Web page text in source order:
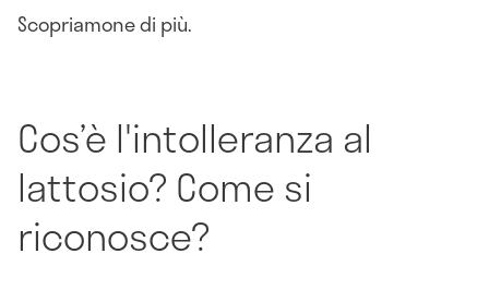
Scopriamone di più.
Cos’è l'intolleranza al
lattosio? Come si
riconosce?